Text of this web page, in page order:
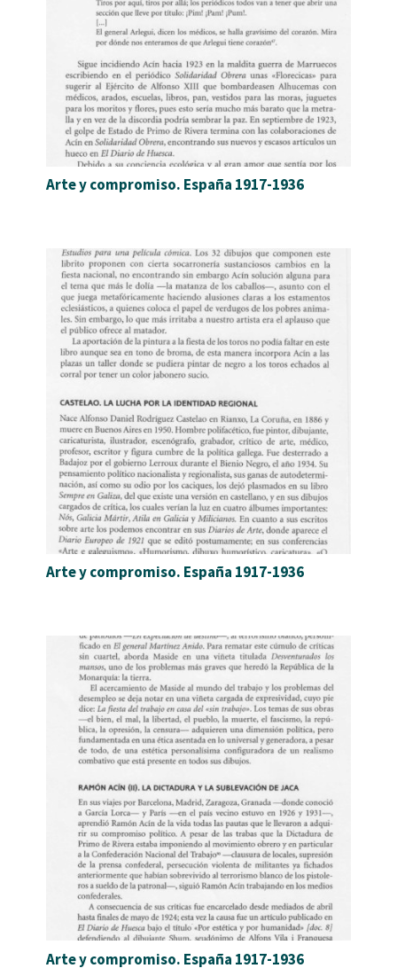
Arte y compromiso. España 1917-1936
Arte y compromiso. España 1917-1936
Arte y compromiso. España 1917-1936